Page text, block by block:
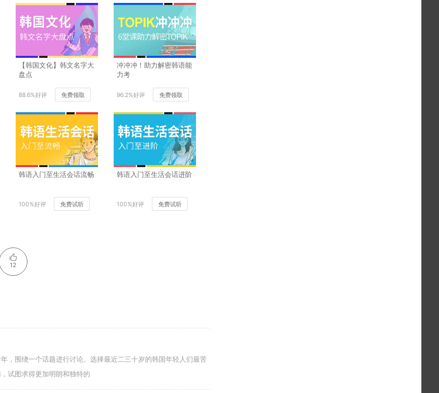
【韩国文化】韩文名字大
盘点
88.6%好评 免费领取
冲冲冲！助力解密韩语能
力考
96.2%好评 免费领取
韩语入门至生活会话流畅
100%好评 免费试听
韩语入门至生活会话进阶
100%好评 免费试听
12
，围绕一个话题进行讨论。选择最近二三十岁的韩国年轻人们最苦
试图求得更加明朗和独特的